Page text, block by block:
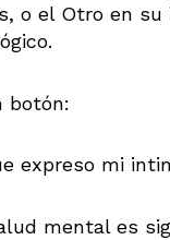
o el Otro en
botón:
expreso mi
mental es